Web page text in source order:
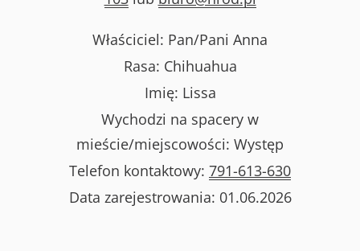
Właściciel: Pan/Pani Anna
Rasa: Chihuahua
Imię: Lissa
Wychodzi na spacery w
mieście/miejscowości: Występ
Telefon kontaktowy: 791-613-630
Data zarejestrowania: 01.06.2026